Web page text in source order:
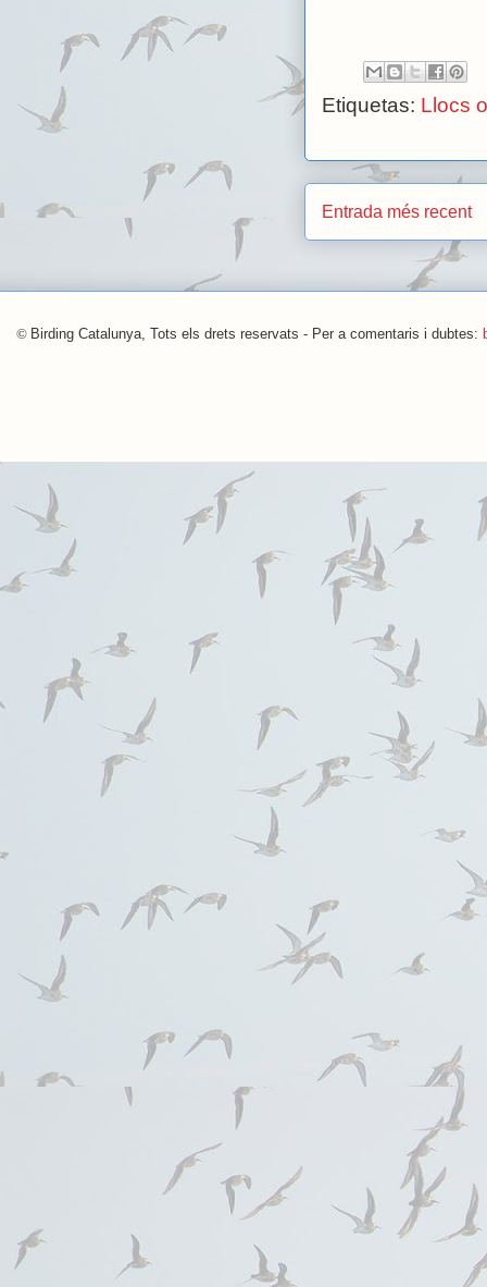
Etiquetas: Llocs
Entrada més recent
© Birding Catalunya, Tots els drets reservats - Per a comentaris i dubtes: